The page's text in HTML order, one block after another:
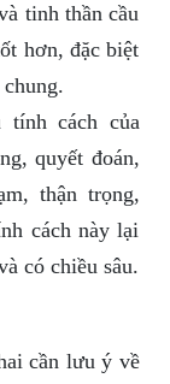
tinh thần cầu
hơn, đặc biệt
tính cách của
quyết đoán,
thận trọng,
cách này lại
có chiều sâu.
cần lưu ý về